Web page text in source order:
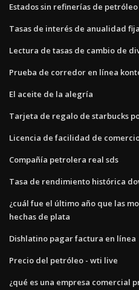
Estados sin refinerías de petróleo
Tasas de interés de anualidad
Lectura de tasas de cambio de
Prueba de corredor en línea
El aceite de la alegría
Tarjeta de regalo de starbucks
Licencia de facilidad de
Compañía petrolera real sds
Tasa de rendimiento histórica
¿cuál fue el último año que las
hechas de plata
Dishlatino pagar factura en línea
Precio del petróleo - wti live
¿qué es una empresa comercial